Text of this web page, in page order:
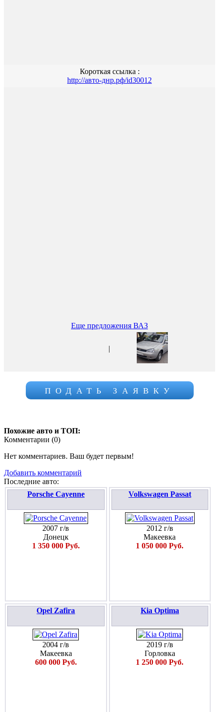
Короткая ссылка :
http://авто-днр.рф/id30012
Еще предложения ВАЗ
|
ПОДАТЬ ЗАЯВКУ
Похожие авто и ТОП:
Комментарии (0)
Нет комментариев. Ваш будет первым!
Добавить комментарий
Последние авто:
Porsche Cayenne
2007 г/в
Донецк
1 350 000 Руб.
Volkswagen Passat
2012 г/в
Макеевка
1 050 000 Руб.
Opel Zafira
2004 г/в
Макеевка
600 000 Руб.
Kia Optima
2019 г/в
Горловка
1 250 000 Руб.